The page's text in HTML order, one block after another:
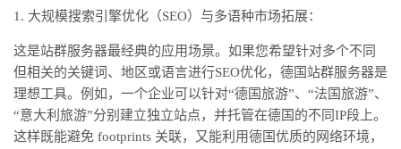
1. 大规模搜索引擎优化（SEO）与多语种市场拓展：
这是站群服务器最经典的应用场景。如果您希望针对多个不同
但相关的关键词、地区或语言进行SEO优化，德国站群服务器是
理想工具。例如，一个企业可以针对“德国旅游”、“法国旅游”、
“意大利旅游”分别建立独立站点，并托管在德国的不同IP段上。
这样既能避免 footprints 关联，又能利用德国优质的网络环境，